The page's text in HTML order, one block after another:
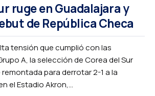
ruge en Guadalajara y
de República Checa
tensión que cumplió con las
A, la selección de Corea del Sur
para derrotar 2-1 a la
el Estadio Akron,...